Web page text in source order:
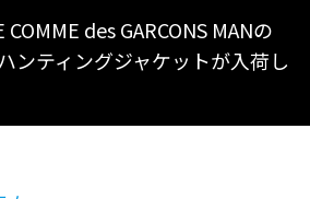
COMME des GARCONS MANの
ンティングジャケットが入荷し